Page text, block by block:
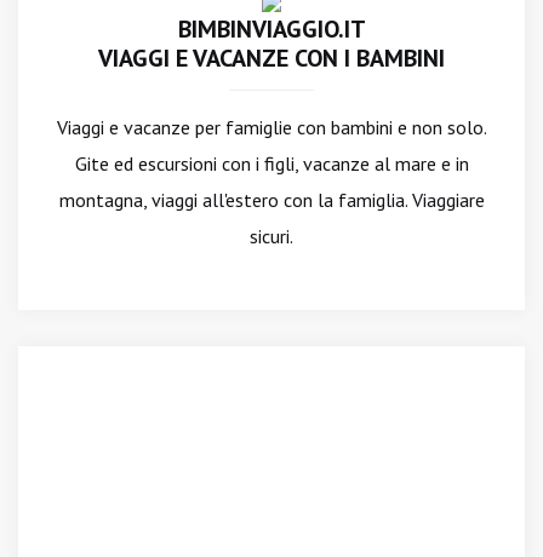
BIMBINVIAGGIO.IT
VIAGGI E VACANZE CON I BAMBINI
Viaggi e vacanze per famiglie con bambini e non solo.
Gite ed escursioni con i figli, vacanze al mare e in
montagna, viaggi all'estero con la famiglia. Viaggiare
sicuri.